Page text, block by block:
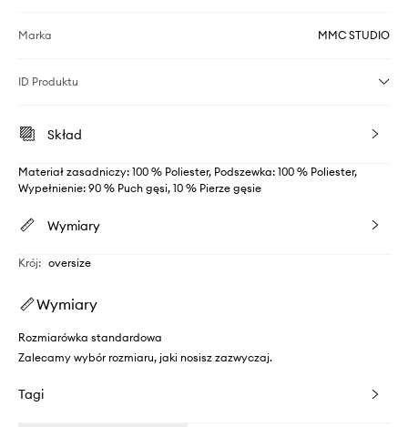
Marka MMC STUDIO
ID Produktu
Skład
Materiał zasadniczy: 100 % Poliester, Podszewka: 100 % Poliester,
Wypełnienie: 90 % Puch gęsi, 10 % Pierze gęsie
Wymiary
Krój: oversize
Wymiary
Rozmiarówka standardowa
Zalecamy wybór rozmiaru, jaki nosisz zazwyczaj.
Tagi